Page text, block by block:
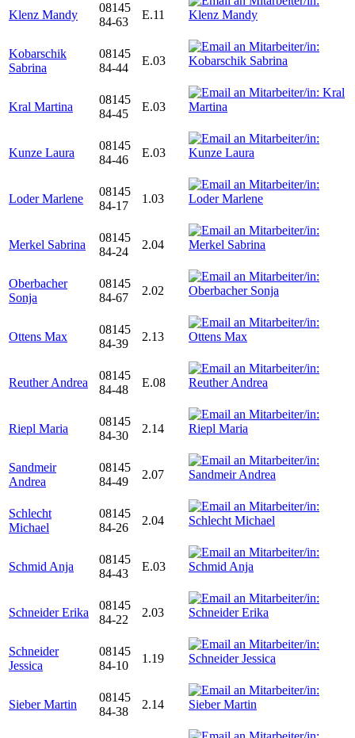
Klenz Mandy
08145
84-63
E.11
Kobarschik
Sabrina
08145
84-44
E.03
Kral Martina
08145
84-45
E.03
Kunze Laura
08145
84-46
E.03
Loder Marlene
08145
84-17
1.03
Merkel Sabrina
08145
84-24
2.04
Oberbacher
Sonja
08145
84-67
2.02
Ottens Max
08145
84-39
2.13
Reuther Andrea
08145
84-48
E.08
Riepl Maria
08145
84-30
2.14
Sandmeir
Andrea
08145
84-49
2.07
Schlecht
Michael
08145
84-26
2.04
Schmid Anja
08145
84-43
E.03
Schneider Erika
08145
84-22
2.03
Schneider
Jessica
08145
84-10
1.19
Sieber Martin
08145
84-38
2.14